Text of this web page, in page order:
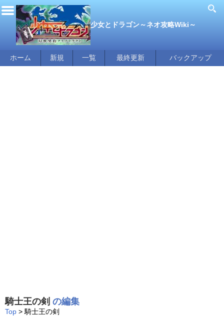
少女とドラゴン～ネオ攻略Wiki～
ホーム 新規 一覧 最終更新 バックアップ
騎士王の剣 の編集
Top > 騎士王の剣